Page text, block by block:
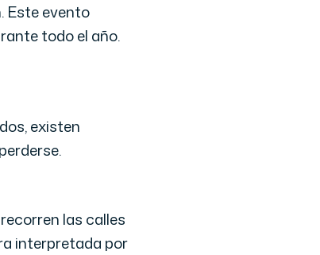
Este evento
todo el año.
existen
las calles
interpretada por